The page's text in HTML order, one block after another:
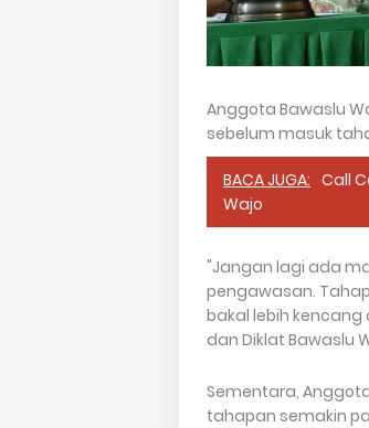
Anggota Bawaslu
sebelum masuk
BACA JUGA: Call
Wajo
"Jangan lagi ada
pengawasan.
bakal lebih kencang
dan Diklat Bawaslu
Sementara,
tahapan semakin